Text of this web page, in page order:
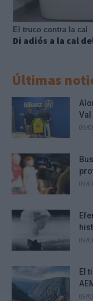
El truco contra la cal
Di adiós a la cal
Últimas
Val
09/
09/
09/
El
09/